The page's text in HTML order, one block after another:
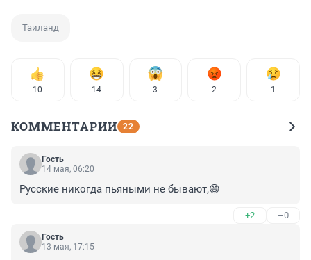
Таиланд
10 14 3 2 1
КОММЕНТАРИИ 22
Гость
14 мая, 06:20
Русские никогда пьяными не бывают,😄
+2 –0
Гость
13 мая, 17:15